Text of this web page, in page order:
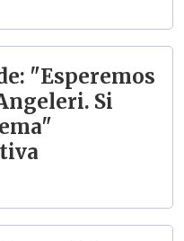
"Esperemos
Si